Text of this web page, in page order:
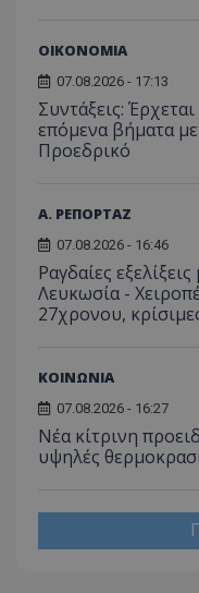
ΟΙΚΟΝΟΜΙΑ
07.08.2026 - 17:13
Συντάξεις:
επόμενα βήματα
Προεδρικό
Α. ΡΕΠΟΡΤΑΖ
07.08.2026 - 16:46
Ραγδαίες
Λευκωσία -
27χρονου,
ΚΟΙΝΩΝΙΑ
07.08.2026 - 16:27
Νέα κίτρινη
υψηλές